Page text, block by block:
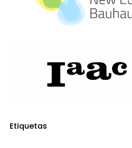
Etiquetas